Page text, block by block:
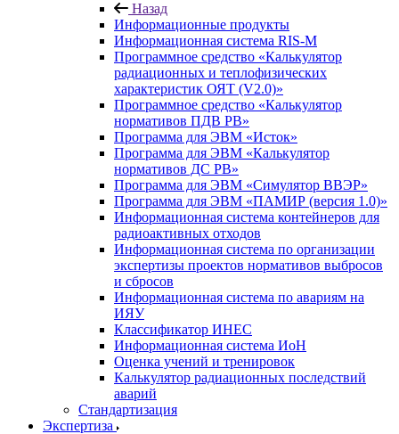
Назад
Информационные продукты
Информационная система RIS-M
Программное средство «Калькулятор
радиационных и теплофизических
характеристик ОЯТ (V2.0)»
Программное средство «Калькулятор
нормативов ПДВ РВ»
Программа для ЭВМ «Исток»
Программа для ЭВМ «Калькулятор
нормативов ДС РВ»
Программа для ЭВМ «Симулятор ВВЭР»
Программа для ЭВМ «ПАМИР (версия 1.0)»
Информационная система контейнеров для
радиоактивных отходов
Информационная система по организации
экспертизы проектов нормативов выбросов
и сбросов
Информационная система по авариям на
ИЯУ
Классификатор ИНЕС
Информационная система ИоН
Оценка учений и тренировок
Калькулятор радиационных последствий
аварий
Стандартизация
Экспертиза